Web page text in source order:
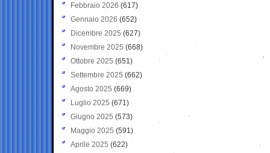
Febbraio 2026 (617)
Gennaio 2026 (652)
Dicembre 2025 (627)
Novembre 2025 (668)
Ottobre 2025 (651)
Settembre 2025 (662)
Agosto 2025 (669)
Luglio 2025 (671)
Giugno 2025 (573)
Maggio 2025 (591)
Aprile 2025 (622)